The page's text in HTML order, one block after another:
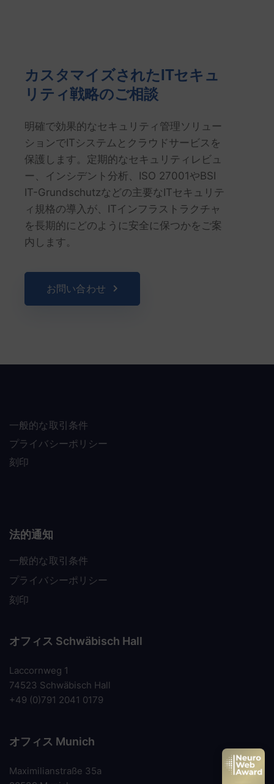
カスタマイズされたITセキュ
リティ戦略のご相談
明確で効果的なセキュリティ管理ソリュー
ションでITシステムとクラウドサービスを
保護します。定期的なセキュリティレビュ
ー、インシデント分析、ISO 27001やBSI
IT-Grundschutzなどの主要なITセキュリテ
ィ規格の導入が、ITインフラストラクチャ
を長期的にどのように安全に保つかをご案
内します。
お問い合わせ
一般的な取引条件
プライバシーポリシー
刻印
法的通知
一般的な取引条件
プライバシーポリシー
刻印
オフィス Schwäbisch Hall
Laccornweg 1
74523 Schwäbisch Hall
+49 (0)791 2041 0179
オフィス Munich
Maximilianstraße 35a